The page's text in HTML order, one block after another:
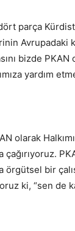
parça
Avrupadaki
bizde
yardım
olarak
örgütsel bir
ki, “sen de